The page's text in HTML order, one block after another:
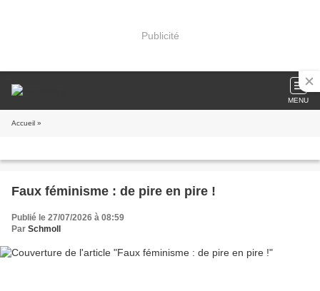
Publicité
MENU
Accueil »
Faux féminisme : de pire en pire !
Publié le 27/07/2026 à 08:59
Par Schmoll